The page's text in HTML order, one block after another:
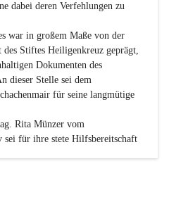
dabei deren Verfehlungen zu
war in großem Maße von der
Stiftes Heiligenkreuz geprägt,
Dokumenten des
dieser Stelle sei dem
für seine langmütige
Rita Münzer vom
sei für ihre stete Hilfsbereitschaft
Chronik, dem kleinen